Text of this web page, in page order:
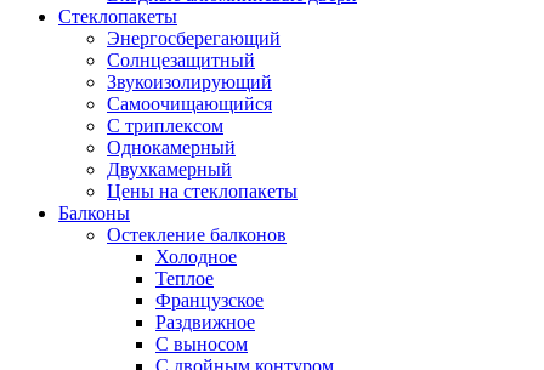
Стеклопакеты
Энергосберегающий
Солнцезащитный
Звукоизолирующий
Самоочищающийся
С триплексом
Однокамерный
Двухкамерный
Цены на стеклопакеты
Балконы
Остекление балконов
Холодное
Теплое
Французское
Раздвижное
С выносом
С двойным контуром